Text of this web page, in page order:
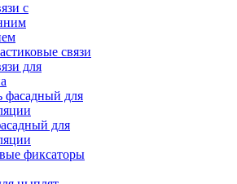
с
связи
для
для
фиксаторы